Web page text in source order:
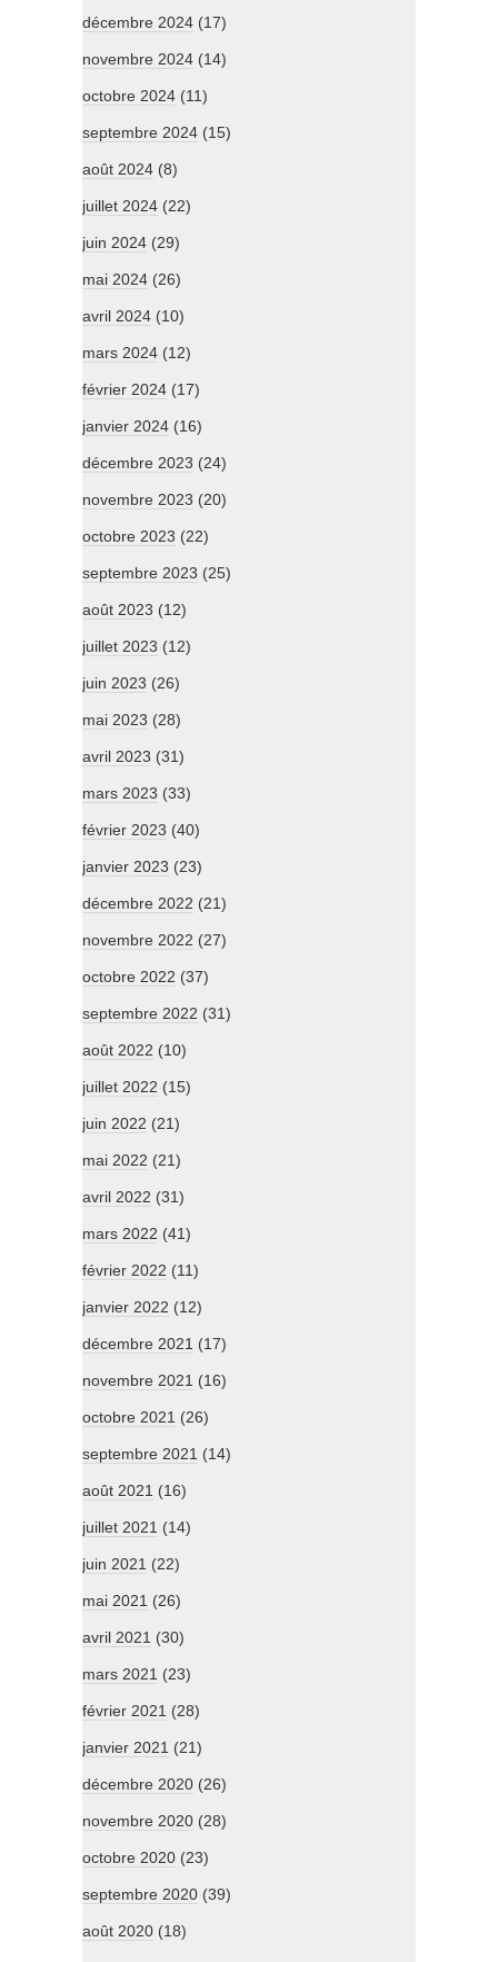
décembre 2024 (17)
novembre 2024 (14)
octobre 2024 (11)
septembre 2024 (15)
août 2024 (8)
juillet 2024 (22)
juin 2024 (29)
mai 2024 (26)
avril 2024 (10)
mars 2024 (12)
février 2024 (17)
janvier 2024 (16)
décembre 2023 (24)
novembre 2023 (20)
octobre 2023 (22)
septembre 2023 (25)
août 2023 (12)
juillet 2023 (12)
juin 2023 (26)
mai 2023 (28)
avril 2023 (31)
mars 2023 (33)
février 2023 (40)
janvier 2023 (23)
décembre 2022 (21)
novembre 2022 (27)
octobre 2022 (37)
septembre 2022 (31)
août 2022 (10)
juillet 2022 (15)
juin 2022 (21)
mai 2022 (21)
avril 2022 (31)
mars 2022 (41)
février 2022 (11)
janvier 2022 (12)
décembre 2021 (17)
novembre 2021 (16)
octobre 2021 (26)
septembre 2021 (14)
août 2021 (16)
juillet 2021 (14)
juin 2021 (22)
mai 2021 (26)
avril 2021 (30)
mars 2021 (23)
février 2021 (28)
janvier 2021 (21)
décembre 2020 (26)
novembre 2020 (28)
octobre 2020 (23)
septembre 2020 (39)
août 2020 (18)